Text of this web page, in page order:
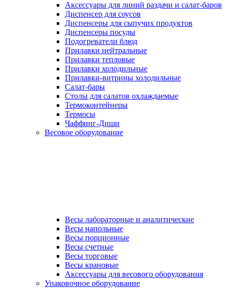
Аксессуары для линий раздачи и салат-баров
Диспенсер для соусов
Диспенсеры для сыпучих продуктов
Диспенсеры посуды
Подогреватели блюд
Прилавки нейтральные
Прилавки тепловые
Прилавки холодильные
Прилавки-витрины холодильные
Салат-бары
Столы для салатов охлаждаемые
Термоконтейнеры
Термосы
Чаффинг-Диши
Весовое оборудование
Весы лабораторные и аналитические
Весы напольные
Весы порционные
Весы счетные
Весы торговые
Весы крановые
Аксессуары для весового оборудования
Упаковочное оборудование